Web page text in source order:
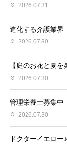
2026.07.31
進化する介護業界
2026.07.30
【庭のお花と夏
2026.07.30
管理栄養士募集中
2026.07.30
ドクターイエロー♪